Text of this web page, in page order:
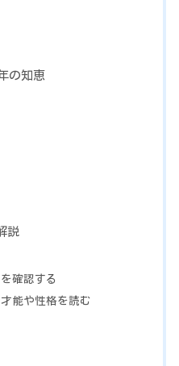
の知恵
説
確認する
能や性格を読む